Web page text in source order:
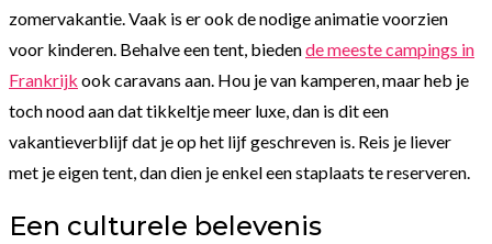
zomervakantie. Vaak is er ook de nodige animatie voorzien
voor kinderen. Behalve een tent, biedende meeste campings in
Frankrijk ook caravans aan. Hou je van kamperen, maar heb je
toch nood aan dat tikkeltje meer luxe, dan is dit een
vakantieverblijf dat je op het lijf geschreven is. Reis je liever
met je eigen tent, dan dien je enkel een staplaats te reserveren.
Een culturele belevenis